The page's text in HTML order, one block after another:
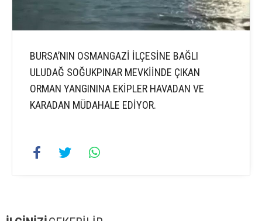
BURSA’NIN OSMANGAZİ İLÇESİNE BAĞLI
ULUDAĞ SOĞUKPINAR MEVKİİNDE ÇIKAN
ORMAN YANGININA EKİPLER HAVADAN VE
KARADAN MÜDAHALE EDİYOR.